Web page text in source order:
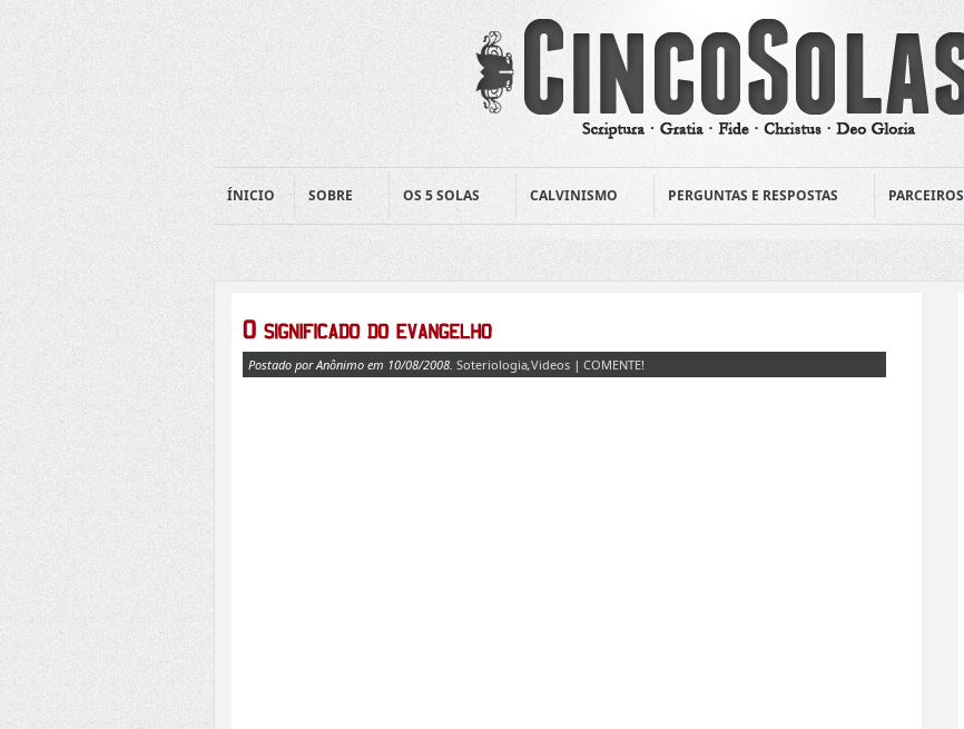
ÍNICIO SOBRE OS 5 SOLAS CALVINISMO PERGUNTAS E RESPOSTAS PARCEIROS
Postado por Anônimo em 10/08/2008. Soteriologia,Videos | COMENTE!